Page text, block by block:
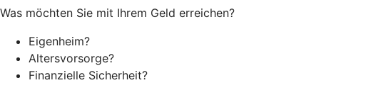
Was möchten Sie mit Ihrem Geld erreichen?
Eigenheim?
Altersvorsorge?
Finanzielle Sicherheit?